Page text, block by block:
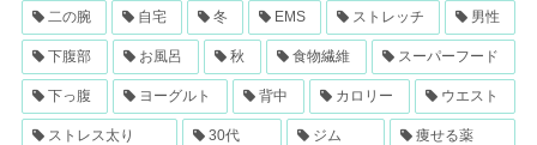
二の腕 自宅 冬 EMS ストレッチ 男性
下腹部 お風呂 秋 食物繊維 スーパーフード
下っ腹 ヨーグルト 背中 カロリー ウエスト
ストレス太り 30代 ジム 痩せる薬